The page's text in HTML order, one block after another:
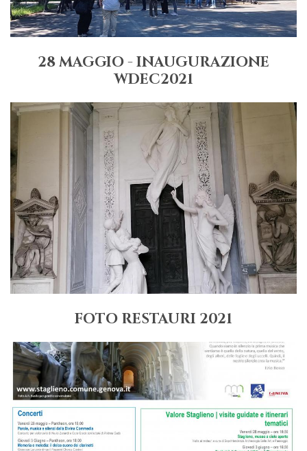
28 MAGGIO - INAUGURAZIONE
WDEC2021
FOTO RESTAURI 2021